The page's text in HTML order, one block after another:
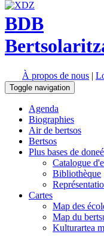
BDB
À propos de nous |
Toggle navigation
Agenda
Biographies
Air de bertsos
Bertsos
Plus bases de
Catalogue
Bibliothèque
Cartes
Map des
Map du
Kulturartea